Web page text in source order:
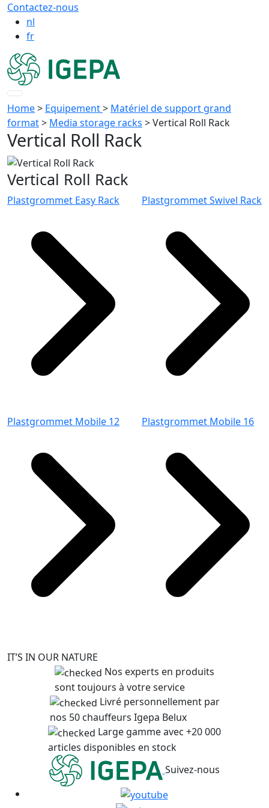
Contactez-nous
nl
fr
Home> Equipement> Matériel de support grand
format> Media storage racks >Vertical Roll Rack
Vertical Roll Rack
Vertical Roll Rack
Plastgrommet Easy Rack Plastgrommet Swivel Rack
Plastgrommet Mobile 12 Plastgrommet Mobile 16
IT’S IN OUR NATURE
Nos experts en produits
sont toujours à votre service
Livré personnellement par
nos 50 chauffeurs Igepa Belux
Large gamme avec +20 000
articles disponibles en stock
Suivez-nous